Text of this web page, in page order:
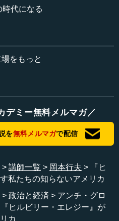
でなく、みんなでワイワイ
うなことも含めたら200人ほ
うちのただの一人も、「自
た人はいませんでした。
しょう。特にボストンのよ
い出すのは自分の知性に反
せん。それで、恥ずかしい
。実はアメリカの半分近く
学歴・低収入、そしてモビ
らしています。こうした人
といわずとも、非常に大き
浮かび上がらせたわけです
知りました。最初は、「ど
も知らないだろうし、投票
をくくっていたら、この人た
り出すようになってきたわ
代になる
をもっと
デミー無料メルマガ／
を無料メルマガで配信
講師一覧 岡本行夫
『ヒ
私たちの知らないアメリカ
政治と経済
アンチ・グロ
『ヒルビリー・エレジー』が
カ